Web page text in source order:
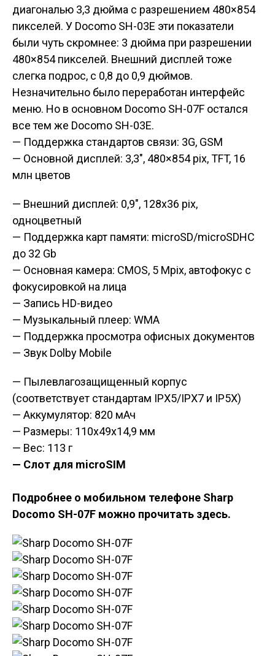
диагональю 3,3 дюйма с разрешением 480×854
пикселей. У Docomo SH-03E эти показатели
были чуть скромнее: 3 дюйма при разрешении
480×854 пикселей. Внешний дисплей тоже
слегка подрос, с 0,8 до 0,9 дюймов.
Незначительно было переработан интерфейс
меню. Но в основном Docomo SH-07F остался
все тем же Docomo SH-03E.
— Поддержка стандартов связи: 3G, GSM
— Основной дисплей: 3,3″, 480×854 pix, TFT, 16
млн цветов
— Внешний дисплей: 0,9″, 128х36 pix,
одноцветный
— Поддержка карт памяти: microSD/microSDHC
до 32 Gb
— Основная камера: CMOS, 5 Mpix, автофокус с
фокусировкой на лица
— Запись HD-видео
— Музыкальный плеер: WMA
— Поддержка просмотра офисных документов
— Звук Dolby Mobile
— Пылевлагозащищенный корпус
(соответствует стандартам IPX5/IPX7 и IP5X)
— Аккумулятор: 820 мАч
— Размеры: 110x49x14,9 мм
— Вес: 113 г
— Слот для microSIM
Подробнее о мобильном телефоне Sharp
Docomo SH-07F можно прочитать здесь.